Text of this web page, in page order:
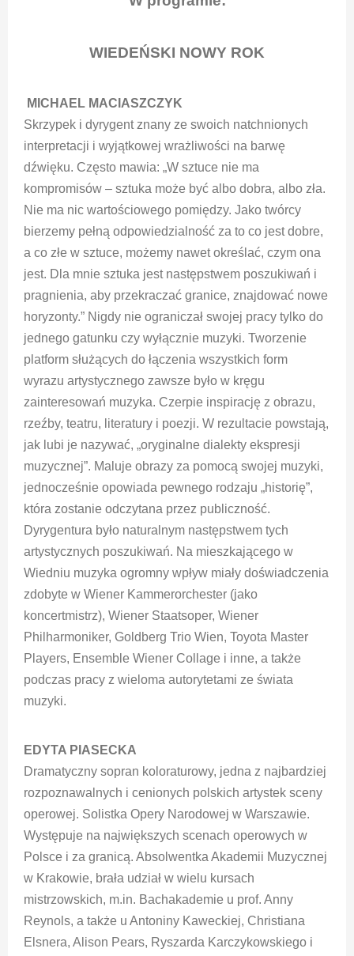
WIEDEŃSKI NOWY ROK
MICHAEL MACIASZCZYK
Skrzypek i dyrygent znany ze swoich natchnionych
interpretacji i wyjątkowej wrażliwości na barwę
dźwięku. Często mawia: „W sztuce nie ma
kompromisów – sztuka może być albo dobra, albo zła.
Nie ma nic wartościowego pomiędzy. Jako twórcy
bierzemy pełną odpowiedzialność za to co jest dobre,
a co złe w sztuce, możemy nawet określać, czym ona
jest. Dla mnie sztuka jest następstwem poszukiwań i
pragnienia, aby przekraczać granice, znajdować nowe
horyzonty.” Nigdy nie ograniczał swojej pracy tylko do
jednego gatunku czy wyłącznie muzyki. Tworzenie
platform służących do łączenia wszystkich form
wyrazu artystycznego zawsze było w kręgu
zainteresowań muzyka. Czerpie inspirację z obrazu,
rzeźby, teatru, literatury i poezji. W rezultacie powstają,
jak lubi je nazywać, „oryginalne dialekty ekspresji
muzycznej”. Maluje obrazy za pomocą swojej muzyki,
jednocześnie opowiada pewnego rodzaju „historię”,
która zostanie odczytana przez publiczność.
Dyrygentura było naturalnym następstwem tych
artystycznych poszukiwań. Na mieszkającego w
Wiedniu muzyka ogromny wpływ miały doświadczenia
zdobyte w Wiener Kammerorchester (jako
koncertmistrz), Wiener Staatsoper, Wiener
Philharmoniker, Goldberg Trio Wien, Toyota Master
Players, Ensemble Wiener Collage i inne, a także
podczas pracy z wieloma autorytetami ze świata
muzyki.
EDYTA PIASECKA
Dramatyczny sopran koloraturowy, jedna z najbardziej
rozpoznawalnych i cenionych polskich artystek sceny
operowej. Solistka Opery Narodowej w Warszawie.
Występuje na największych scenach operowych w
Polsce i za granicą. Absolwentka Akademii Muzycznej
w Krakowie, brała udział w wielu kursach
mistrzowskich, m.in. Bachakademie u prof. Anny
Reynols, a także u Antoniny Kaweckiej, Christiana
Elsnera, Alison Pears, Ryszarda Karczykowskiego i